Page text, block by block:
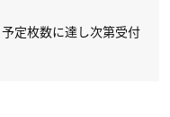
定枚数に達し次第受付